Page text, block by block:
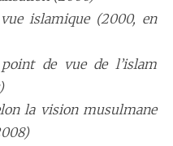
islamique (2000, en
de vue de l’islam
la vision musulmane